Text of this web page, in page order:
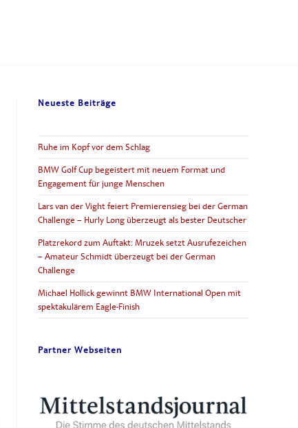
Neueste Beiträge
Ruhe im Kopf vor dem Schlag
BMW Golf Cup begeistert mit neuem Format und
Engagement für junge Menschen
Lars van der Vight feiert Premierensieg bei der German
Challenge – Hurly Long überzeugt als bester Deutscher
Platzrekord zum Auftakt: Mruzek setzt Ausrufezeichen
– Amateur Schmidt überzeugt bei der German
Challenge
Michael Hollick gewinnt BMW International Open mit
spektakulärem Eagle-Finish
Partner Webseiten